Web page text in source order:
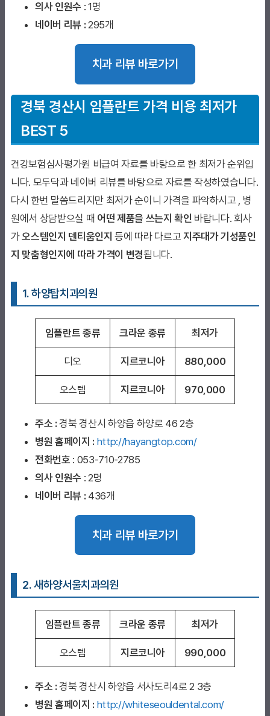
의사 인원수 : 1명
네이버 리뷰 : 295개
치과 리뷰 바로가기
경북 경산시 임플란트 가격 비용 최저가
BEST 5
건강보험심사평가원 비급여 자료를 바탕으로 한 최저가 순위입
니다. 모두닥과 네이버 리뷰를 바탕으로 자료를 작성하였습니다.
다시 한번 말씀드리지만 최저가 순이니 가격을 파악하시고 , 병
원에서 상담받으실 때 어떤 제품을 쓰는지 확인 바랍니다. 회사
가오스템인지 덴티움인지등에 따라 다르고 지주대가 기성품인
지 맞춤형인지에 따라 가격이 변경됩니다.
1. 하양탑치과의원
임플란트 종류 크라운 종류 최저가
디오 지르코니아 880,000
오스템 지르코니아 970,000
주소 :경북 경산시 하양읍 하양로 46 2층
병원 홈페이지 : http://hayangtop.com/
전화번호 : 053-710-2785
의사 인원수 : 2명
네이버 리뷰 : 436개
치과 리뷰 바로가기
2. 새하양서울치과의원
임플란트 종류 크라운 종류 최저가
오스템 지르코니아 990,000
주소 :경북 경산시 하양읍 서사도리4로 2 3층
병원 홈페이지 : http://whiteseouldental.com/